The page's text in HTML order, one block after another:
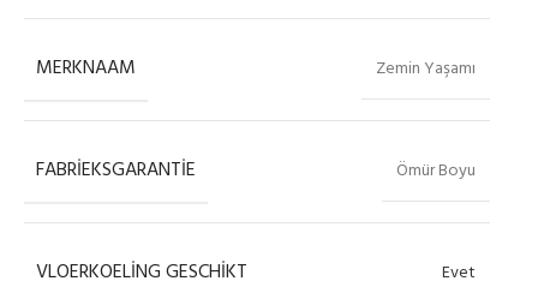
MERKNAAM Zemin Yaşamı
FABRIEKSGARANTIE Ömür Boyu
VLOERKOELING GESCHIKT Evet